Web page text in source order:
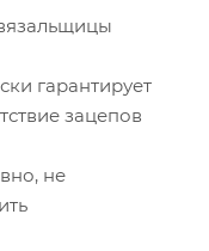
гарантирует
зацепов
не